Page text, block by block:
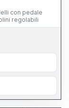
con pedale
regolabili